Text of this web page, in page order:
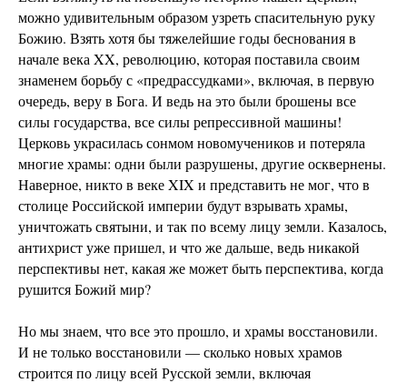
можно удивительным образом узреть спасительную руку
Божию. Взять хотя бы тяжелейшие годы беснования в
начале века XX, революцию, которая поставила своим
знаменем борьбу с «предрассудками», включая, в первую
очередь, веру в Бога. И ведь на это были брошены все
силы государства, все силы репрессивной машины!
Церковь украсилась сонмом новомучеников и потеряла
многие храмы: одни были разрушены, другие осквернены.
Наверное, никто в веке XIX и представить не мог, что в
столице Российской империи будут взрывать храмы,
уничтожать святыни, и так по всему лицу земли. Казалось,
антихрист уже пришел, и что же дальше, ведь никакой
перспективы нет, какая же может быть перспектива, когда
рушится Божий мир?
Но мы знаем, что все это прошло, и храмы восстановили.
И не только восстановили — сколько новых храмов
строится по лицу всей Русской земли, включая